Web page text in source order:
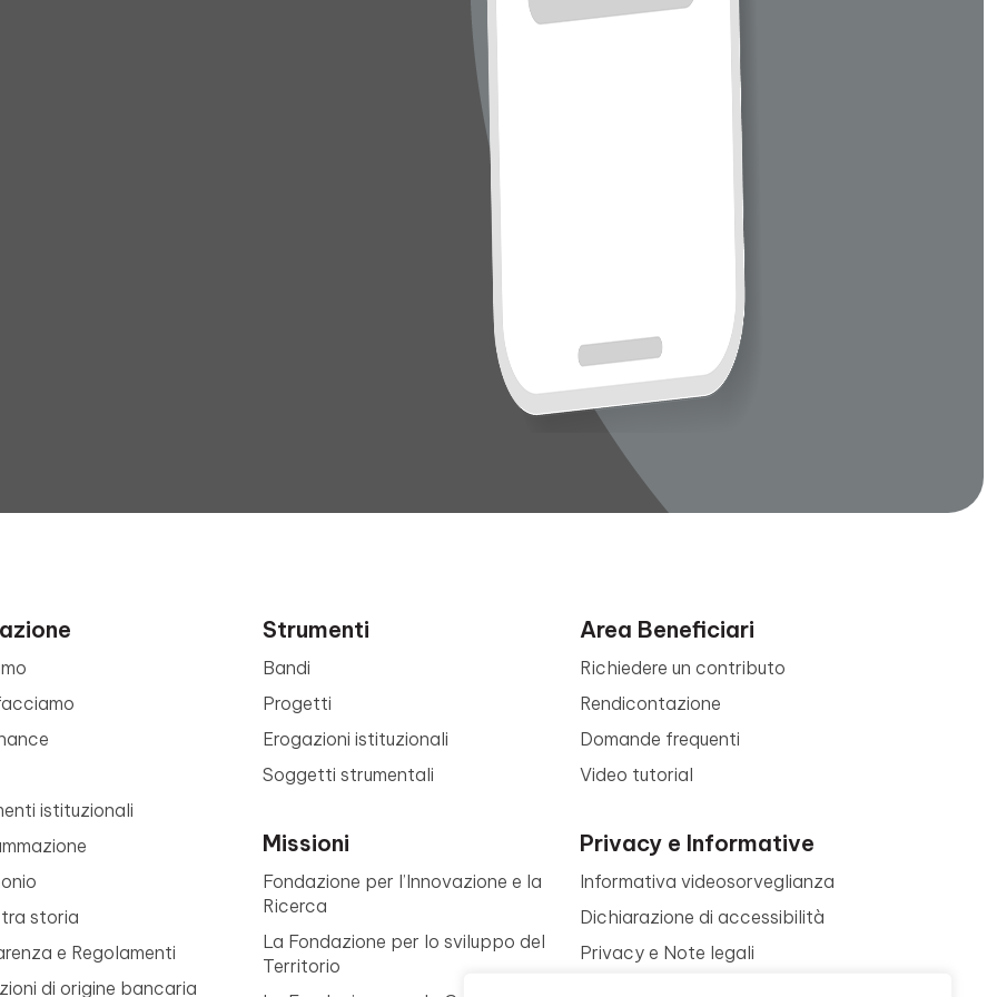
istituzionali
storia
e Regolamenti
di origine bancaria
Strumenti
Bandi
Progetti
Erogazioni istituzionali
Soggetti strumentali
Missioni
Fondazione per l’Innovazione e la
Ricerca
La Fondazione per lo sviluppo del
Territorio
Area Beneficiari
Richiedere un contributo
Rendicontazione
Domande frequenti
Video tutorial
Privacy e Informative
Informativa videosorveglianza
Dichiarazione di accessibilità
Privacy e Note legali